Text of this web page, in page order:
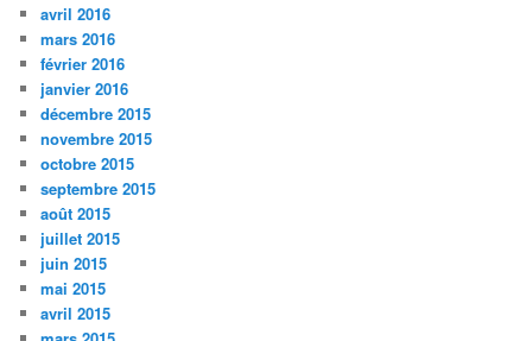
avril 2016
mars 2016
février 2016
janvier 2016
décembre 2015
novembre 2015
octobre 2015
septembre 2015
août 2015
juillet 2015
juin 2015
mai 2015
avril 2015